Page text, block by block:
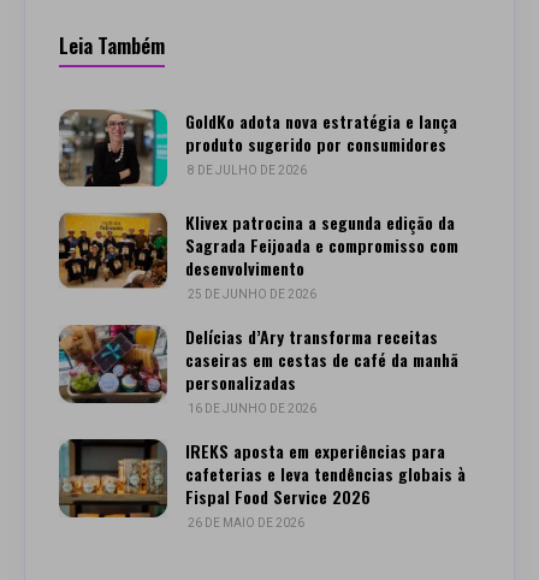
Leia Também
GoldKo adota nova estratégia e lança
produto sugerido por consumidores
8 DE JULHO DE 2026
Klivex patrocina a segunda edição da
Sagrada Feijoada e compromisso com
desenvolvimento
25 DE JUNHO DE 2026
Delícias d’Ary transforma receitas
caseiras em cestas de café da manhã
personalizadas
16 DE JUNHO DE 2026
IREKS aposta em experiências para
cafeterias e leva tendências globais à
Fispal Food Service 2026
26 DE MAIO DE 2026